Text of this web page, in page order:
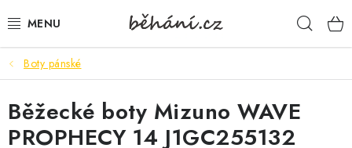
na
BOTY PÁNSKÉ
BOTY DÁMSKÉ
Boty pánské
Běžecké boty Mizuno WAVE
PROPHECY 14 J1GC255132